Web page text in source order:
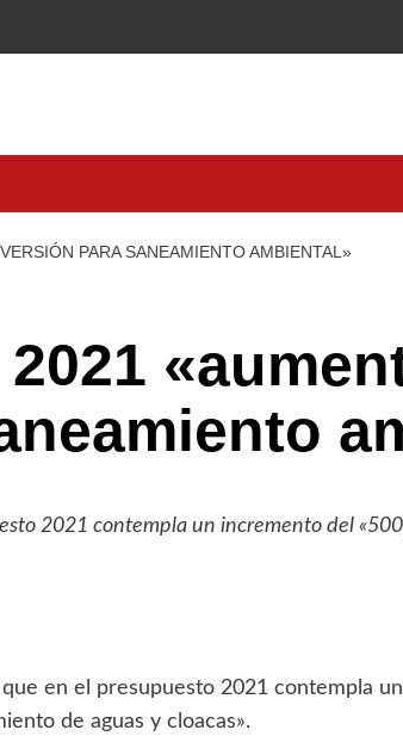
PARA SANEAMIENTO AMBIENTAL»
2021 contempla un incremento del
en el presupuesto 2021 contempla
de aguas y cloacas».